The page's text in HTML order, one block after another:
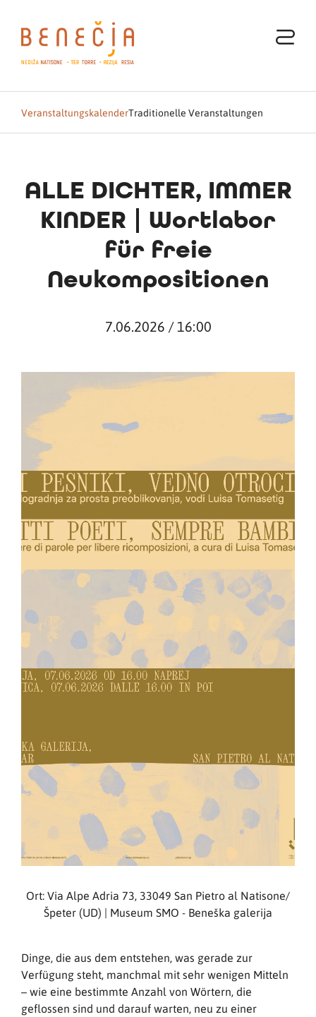
VeranstaltungskalenderTraditionelle Veranstaltungen
ALLE DICHTER, IMMER
KINDER | Wortlabor
für freie
Neukompositionen
7.06.2026 / 16:00
Ort: Via Alpe Adria 73, 33049 San Pietro al Natisone/
Špeter (UD) | Museum SMO - Beneška galerija
Dinge, die aus dem entstehen, was gerade zur
Verfügung steht, manchmal mit sehr wenigen Mitteln
– wie eine bestimmte Anzahl von Wörtern, die
geflossen sind und darauf warten, neu zu einer